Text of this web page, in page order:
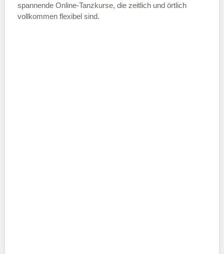
Name der Tanzschule
spannende Online-Tanzkurse, die zeitlich und örtlich
vollkommen flexibel sind.